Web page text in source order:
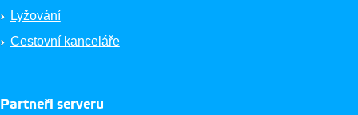
Lyžování
Cestovní kanceláře
Partneři serveru